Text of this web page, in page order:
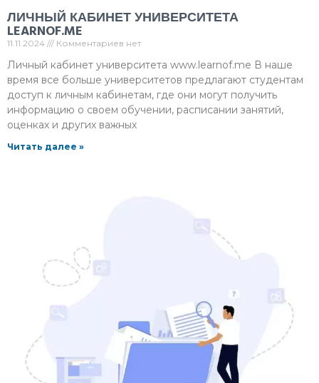
ЛИЧНЫЙ КАБИНЕТ УНИВЕРСИТЕТА
LEARNOF.ME
11.11.2024 Комментариев нет
Личный кабинет университета www.learnof.me В наше
время все больше университетов предлагают студентам
доступ к личным кабинетам, где они могут получить
информацию о своем обучении, расписании занятий,
оценках и других важных
Читать далее »